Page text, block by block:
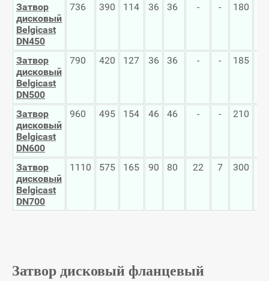
Затвор
дисковый
Belgicast
DN450
736 390 114 36 36 - - 180
Затвор
дисковый
Belgicast
DN500
790 420 127 36 36 - - 185
Затвор
дисковый
Belgicast
DN600
960 495 154 46 46 - - 210
Затвор
дисковый
Belgicast
DN700
1110 575 165 90 80 22 7 300
Затвор дисковый фланцевый